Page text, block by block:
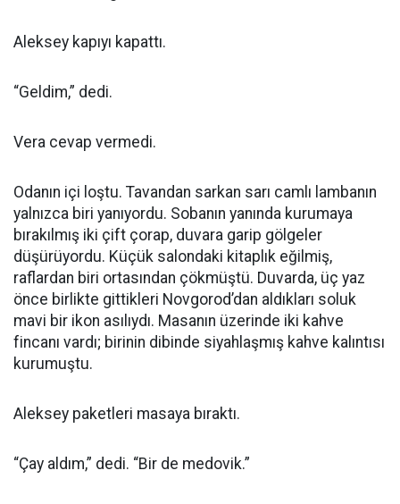
Aleksey kapıyı kapattı.
“Geldim,” dedi.
Vera cevap vermedi.
Odanın içi loştu. Tavandan sarkan sarı camlı lambanın
yalnızca biri yanıyordu. Sobanın yanında kurumaya
bırakılmış iki çift çorap, duvara garip gölgeler
düşürüyordu. Küçük salondaki kitaplık eğilmiş,
raflardan biri ortasından çökmüştü. Duvarda, üç yaz
önce birlikte gittikleri Novgorod’dan aldıkları soluk
mavi bir ikon asılıydı. Masanın üzerinde iki kahve
fincanı vardı; birinin dibinde siyahlaşmış kahve kalıntısı
kurumuştu.
Aleksey paketleri masaya bıraktı.
“Çay aldım,” dedi. “Bir de medovik.”